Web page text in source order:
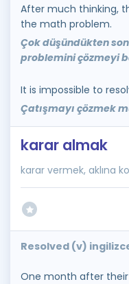
After much thinking,
the math problem.
Çok düşündükten
problemini çözmeyi
It is impossible to
Çatışmayı çözmek
karar almak
karar vermek, aklına
Resolved (v)
One month after